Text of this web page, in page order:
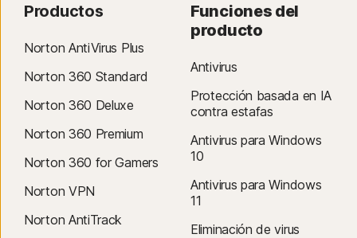
Productos
Norton AntiVirus Plus
Norton 360 Standard
Norton 360 Deluxe
Norton 360 Premium
Norton 360 for Gamers
Norton VPN
Norton AntiTrack
Funciones del
producto
Antivirus
Protección basada en IA
contra estafas
Antivirus para Windows
10
Antivirus para Windows
11
Eliminación de virus